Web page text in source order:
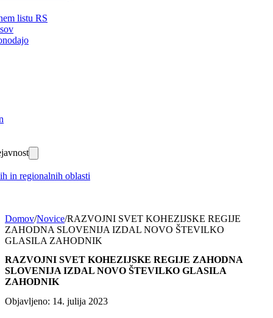
listu RS
in regionalnih oblasti
Domov/Novice/RAZVOJNI SVET KOHEZIJSKE REGIJE
ZAHODNA SLOVENIJA IZDAL NOVO ŠTEVILKO
GLASILA ZAHODNIK
RAZVOJNI SVET KOHEZIJSKE REGIJE ZAHODNA
SLOVENIJA IZDAL NOVO ŠTEVILKO GLASILA
ZAHODNIK
Objavljeno: 14. julija 2023